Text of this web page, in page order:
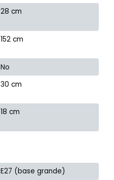
28 cm
152 cm
No
30 cm
18 cm
E27 (base grande)